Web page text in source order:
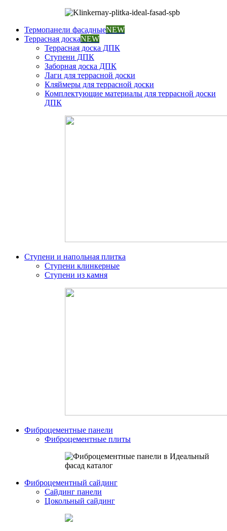
Термопанели фасадныеNEW
Террасная доскаNEW
Террасная доска ДПК
Ступени ДПК
Заборная доска ДПК
Лаги для террасной доски
Кляймеры для террасной доски
Комплектующие материалы для террасной доски
ДПК
Ступени и напольная плитка
Ступени клинкерные
Ступени из камня
Фиброцементные панели
Фиброцементные плиты
Фиброцементный сайдинг
Сайдинг панели
Цокольный сайдинг